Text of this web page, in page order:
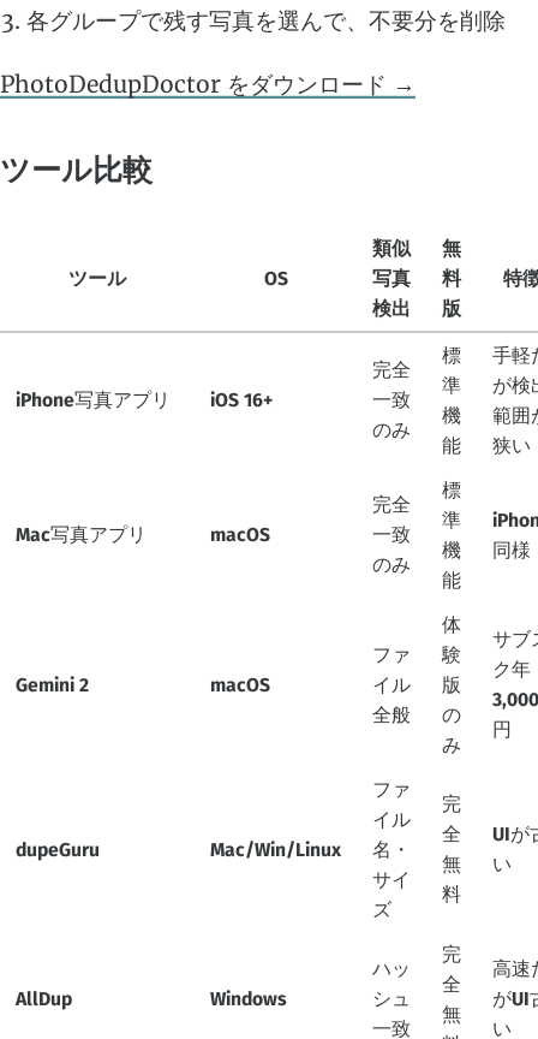
各グループで残す写真を選んで、不要分を削除
PhotoDedupDoctor をダウンロード →
ツール比較
ツール OS
類似
写真
検出
無
料
版
特
iPhone写真アプリ iOS 16+
完全
一致
のみ
標
準
機
能
手軽
が検
範囲
狭い
Mac写真アプリ macOS
完全
一致
のみ
標
準
機
能
同様
Gemini 2 macOS
ファ
イル
全般
体
験
版
の
み
サブ
ク年
3,000
円
dupeGuru Mac/Win/Linux
ファ
イル
名・
サイ
ズ
完
全
無
料
UIが
い
AllDup Windows
ハッ
シュ
一致
完
全
無
高速
がUI
い